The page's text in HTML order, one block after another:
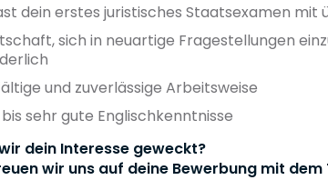
dein erstes juristisches Staatsexamen
sich in neuartige Fragestellungen
und zuverlässige Arbeitsweise
sehr gute Englischkenntnisse
dein Interesse geweckt?
wir uns auf deine Bewerbung mit